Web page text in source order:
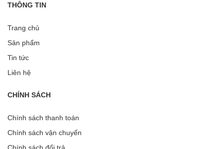
THÔNG TIN
Trang chủ
Sản phẩm
Tin tức
Liên hệ
CHÍNH SÁCH
Chính sách thanh toán
Chính sách vận chuyển
Chính sách đổi trả